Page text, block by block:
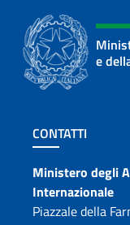
e
Sezione
CONTATTI
Contatti
Ministero degli
Internazionale
Piazzale della